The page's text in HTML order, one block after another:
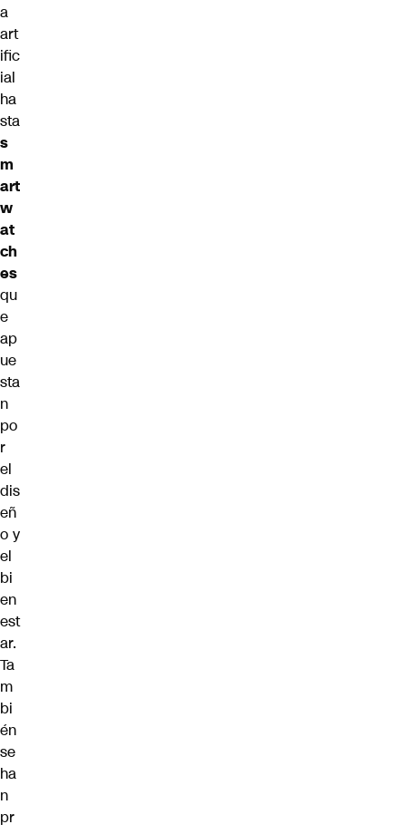
a
art
ific
ial
ha
sta
s
m
art
w
at
ch
es
qu
e
ap
ue
sta
n
po
r
el
dis
eñ
o y
el
bi
en
est
ar.
Ta
m
bi
én
se
ha
n
pr